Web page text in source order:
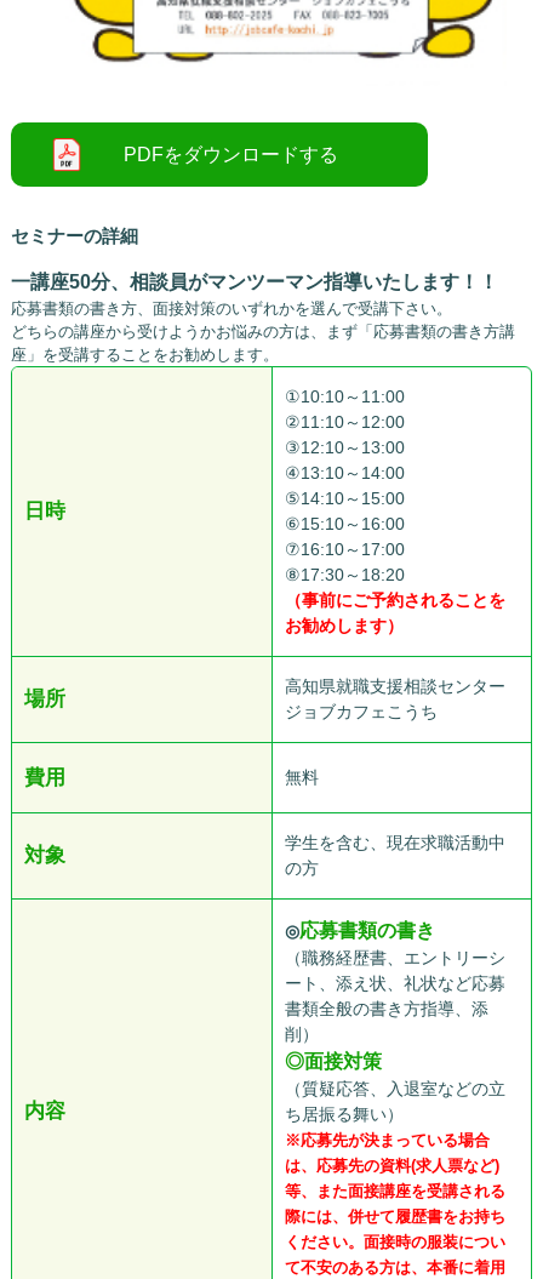
セミナーの詳細
一講座50分、相談員がマンツーマン指導いたします！！
応募書類の書き方、面接対策のいずれかを選んで受講下さい。
どちらの講座から受けようかお悩みの方は、まず「応募書類の書き方講
座」を受講することをお勧めします。
日時
①10:10～11:00
②11:10～12:00
③12:10～13:00
④13:10～14:00
⑤14:10～15:00
⑥15:10～16:00
⑦16:10～17:00
⑧17:30～18:20
（事前にご予約されることを
お勧めします）
場所
高知県就職支援相談センター
ジョブカフェこうち
費用 無料
対象
学生を含む、現在求職活動中
の方
内容
◎応募書類の書き
（職務経歴書、エントリーシ
ート、添え状、礼状など応募
書類全般の書き方指導、添
削）
◎面接対策
（質疑応答、入退室などの立
ち居振る舞い）
※応募先が決まっている場合
は、応募先の資料(求人票など)
等、また面接講座を受講される
際には、併せて履歴書をお持ち
ください。面接時の服装につい
て不安のある方は、本番に着用